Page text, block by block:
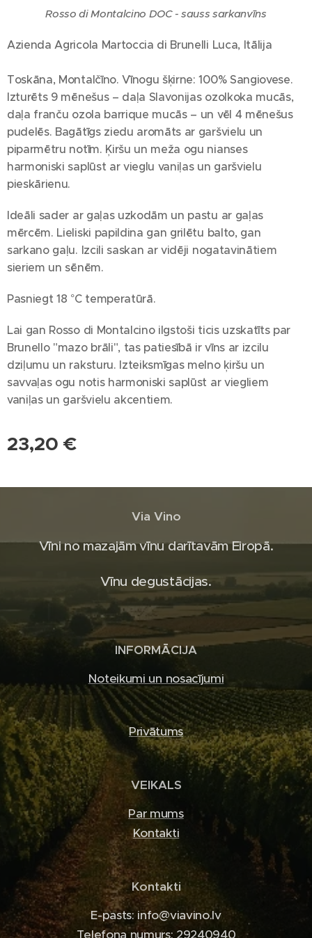
Rosso di Montalcino DOC - sauss sarkanvīns
Azienda Agricola Martoccia di Brunelli Luca, Itālija
Toskāna, Montalčīno. Vīnogu šķirne: 100% Sangiovese.
Izturēts 9 mēnešus – daļa Slavonijas ozolkoka mucās,
daļa franču ozola barrique mucās – un vēl 4 mēnešus
pudelēs. Bagātīgs ziedu aromāts ar garšvielu un
piparmētru notīm. Ķiršu un meža ogu nianses
harmoniski saplūst ar vieglu vaniļas un garšvielu
pieskārienu.
Ideāli sader ar gaļas uzkodām un pastu ar gaļas
mērcēm. Lieliski papildina gan grilētu balto, gan
sarkano gaļu. Izcili saskan ar vidēji nogatavinātiem
sieriem un sēnēm.
Pasniegt 18 °C temperatūrā.
Lai gan Rosso di Montalcino ilgstoši ticis uzskatīts par
Brunello "mazo brāli", tas patiesībā ir vīns ar izcilu
dziļumu un raksturu. Izteiksmīgas melno ķiršu un
savvaļas ogu notis harmoniski saplūst ar viegliem
vaniļas un garšvielu akcentiem.
23,20 €
Via Vino
Vīni no mazajām vīnu darītavām Eiropā.
Vīnu degustācijas.
INFORMĀCIJA
Noteikumi un nosacījumi
Privātums
VEIKALS
Par mums
Kontakti
Kontakti
E-pasts: info@viavino.lv
Telefona numurs: 29240940